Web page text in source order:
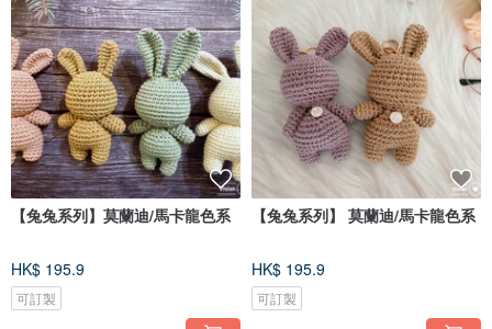
【兔兔系列】莫蘭迪/馬卡龍色系
HK$ 195.9
可訂製
【兔兔系列】 莫蘭迪/馬卡龍色系
HK$ 195.9
可訂製